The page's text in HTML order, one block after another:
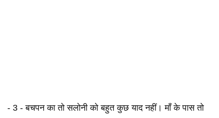
- 3 - बचपन का तो सलोनी को बहुत कुछ याद नहीं। माँ के पास तो